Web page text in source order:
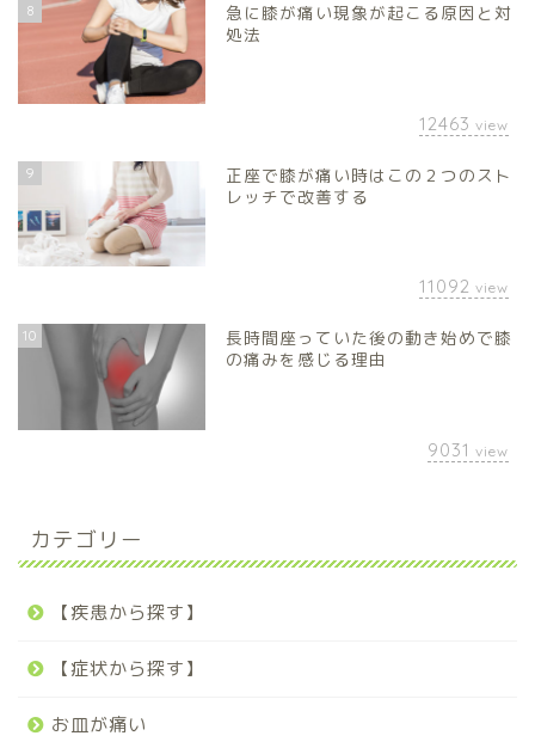
8
急に膝が痛い現象が起こる原因と対
処法
12463 view
9
正座で膝が痛い時はこの２つのスト
レッチで改善する
11092 view
10
長時間座っていた後の動き始めで膝
の痛みを感じる理由
9031 view
カテゴリー
【疾患から探す】
【症状から探す】
お皿が痛い